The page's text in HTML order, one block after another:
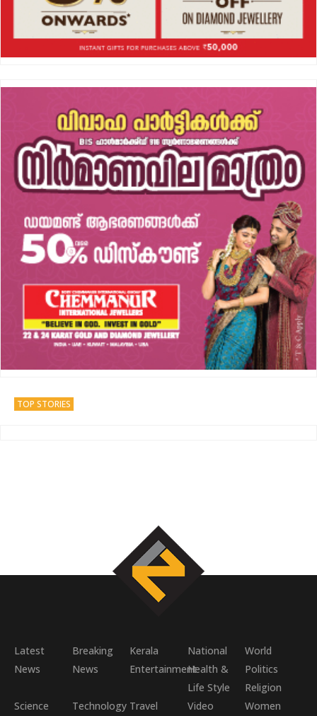
TOP STORIES
Latest
News
Breaking
News
Kerala National
World
EntertainmentHealth &
Life Style
Politics
Religion
Science
Technology Travel Video Women